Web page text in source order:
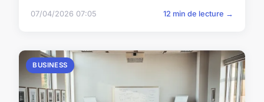
07/04/2026 07:05 12 min de lecture →
BUSINESS